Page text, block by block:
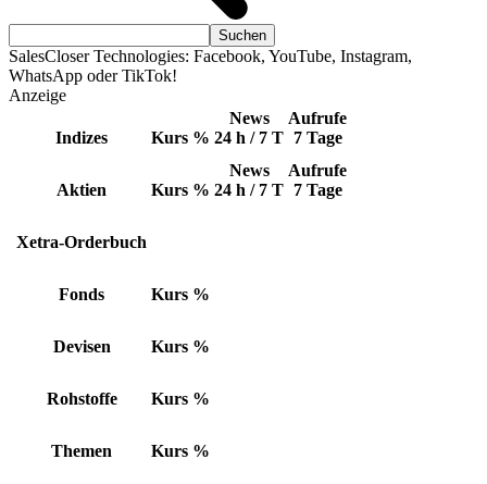
SalesCloser Technologies: Facebook, YouTube, Instagram,
WhatsApp oder TikTok!
Anzeige
Indizes Kurs %
News
24 h / 7 T
Aufrufe
7 Tage
Aktien Kurs %
News
24 h / 7 T
Aufrufe
7 Tage
Xetra-Orderbuch
Fonds Kurs %
Devisen Kurs %
Rohstoffe Kurs %
Themen Kurs %